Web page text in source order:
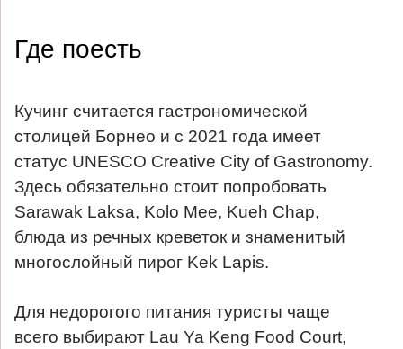
Где поесть
Кучинг считается гастрономической
столицей Борнео и с 2021 года имеет
статус UNESCO Creative City of Gastronomy.
Здесь обязательно стоит попробовать
Sarawak Laksa, Kolo Mee, Kueh Chap,
блюда из речных креветок и знаменитый
многослойный пирог Kek Lapis.
Для недорогого питания туристы чаще
всего выбирают Lau Ya Keng Food Court,